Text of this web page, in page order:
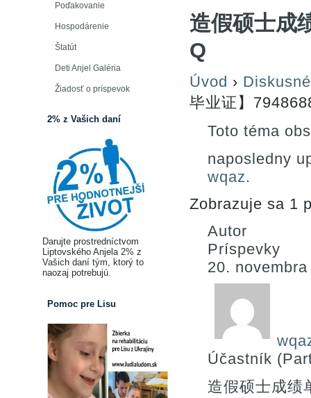
Poďakovanie
Hospodárenie
Štatút
Deti Anjel Galéria
Žiadosť o príspevok
2% z Vašich daní
Darujte prostredníctvom
Liptovského Anjela 2% z
Vašich daní tým, ktorý to
naozaj potrebujú.
Pomoc pre Lisu
造假硕士成
Q
Úvod ›
毕业证】
Toto téma
naposledny
wqaz.
Zobrazuje sa 1
Autor
Príspevky
20.
Účastník
造假硕士成绩